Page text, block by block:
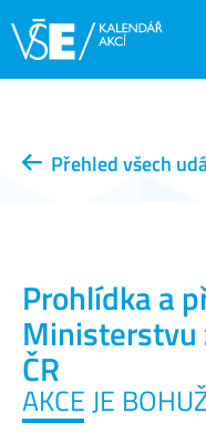
Přehled všech
Prohlídka a
Ministerstvu
ČR
AKCE JE